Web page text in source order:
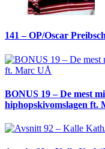
141 – OP/Oscar Preibsch
BONUS 19 – De mest
hiphopskivomslagen ft.